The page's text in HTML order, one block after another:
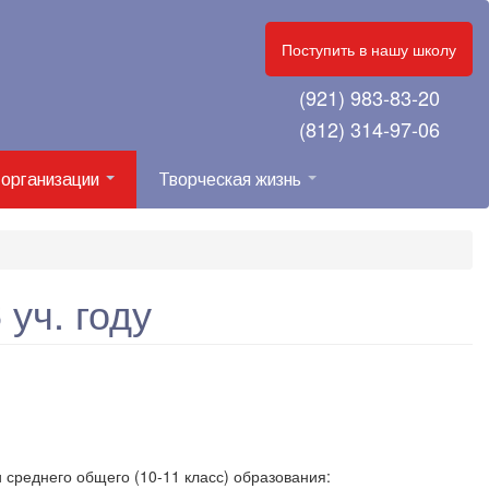
Поступить в нашу школу
(921) 983-83-20
(812) 314-97-06
Творческая жизнь
году
общего (10-11 класс) образования: